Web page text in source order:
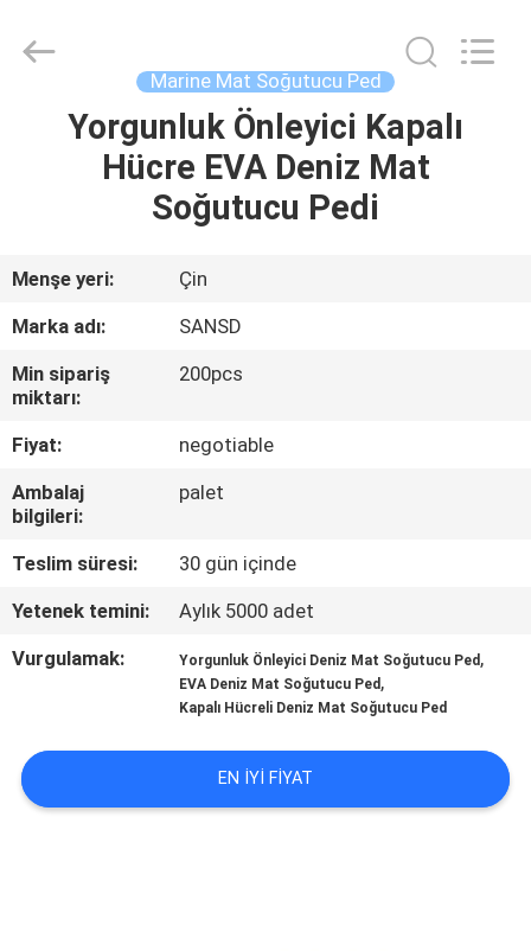
VIDEOLAR
FABRIKA
KALITE
BIZE
HABERLER
Co.,Ltd.
Marine Mat Soğutucu Ped
Yorgunluk Önleyici Kapalı
Hücre EVA Deniz Mat
Soğutucu Pedi
Menşe yeri:
Çin
Marka adı:
SANSD
Min sipariş
miktarı:
200pcs
Fiyat:
negotiable
Ambalaj
bilgileri:
palet
Teslim süresi:
30 gün içinde
Yetenek temini:
Aylık 5000 adet
Vurgulamak:
Yorgunluk Önleyici Deniz Mat Soğutucu Ped ,
EVA Deniz Mat Soğutucu Ped ,
Kapalı Hücreli Deniz Mat Soğutucu Ped
EN IYI FIYAT